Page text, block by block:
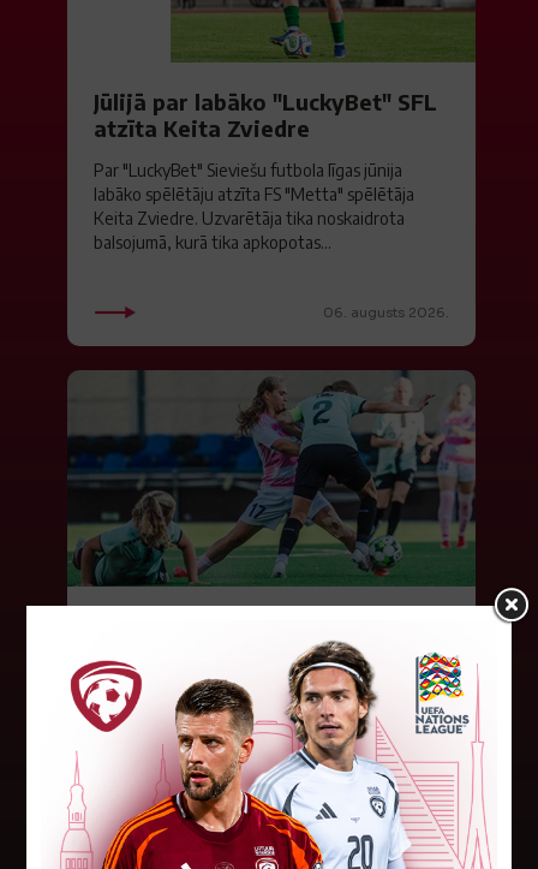
Jūlijā par labāko "LuckyBet" SFL
atzīta Keita Zviedre
Par "LuckyBet" Sieviešu futbola līgas jūnija
labāko spēlētāju atzīta FS "Metta" spēlētāja
Keita Zviedre. Uzvarētāja tika noskaidrota
balsojumā, kurā tika apkopotas...
06. augusts 2026.
Latvijas čempions sieviešu futbolā "Riga FC
Women" trešdien aizvadīja UEFA Čempionu līgas
kvalifikācijas otrās kārtas pusfināla spēli Dānijā
pret "HB Køge". Cīņā pret...
05. augusts 2026.